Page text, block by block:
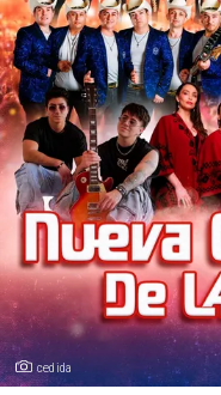
cedida